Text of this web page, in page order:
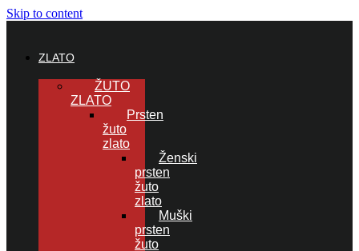
Skip to content
ZLATO
ŽUTO
ZLATO
Prsten
žuto
zlato
Ženski
prsten
žuto
zlato
Muški
prsten
žuto